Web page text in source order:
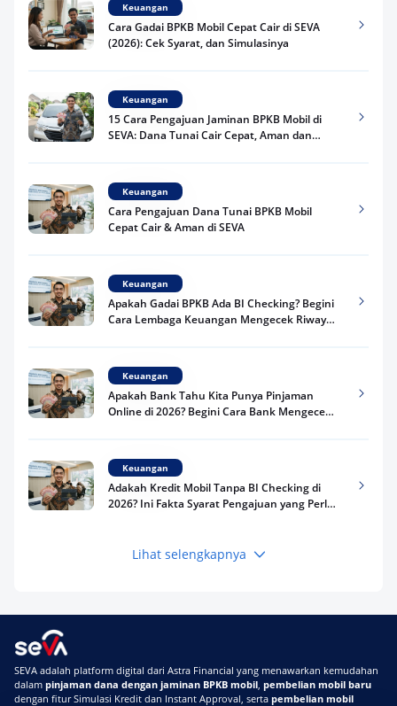
Keuangan
Cara Gadai BPKB Mobil Cepat Cair di SEVA
(2026): Cek Syarat, dan Simulasinya
Keuangan
15 Cara Pengajuan Jaminan BPKB Mobil di
SEVA: Dana Tunai Cair Cepat, Aman dan
Keuangan
Cara Pengajuan Dana Tunai BPKB Mobil
Cepat Cair & Aman di SEVA
Keuangan
Apakah Gadai BPKB Ada BI Checking? Begini
Cara Lembaga Keuangan Mengecek Riwayat
Keuangan
Apakah Bank Tahu Kita Punya Pinjaman
Online di 2026? Begini Cara Bank Mengecek
Keuangan
Adakah Kredit Mobil Tanpa BI Checking di
2026? Ini Fakta Syarat Pengajuan yang Perlu
Keuangan
Terpercaya
Telat Bayar Pinjol 2 Hari, Apakah Langsung
Masuk BI Checking? Simak Peraturan
Lihat selengkapnya
SEVA adalah platform digital dari Astra Financial yang menawarkan kemudahan
dalam pinjaman dana dengan jaminan BPKB mobil, pembelian mobil baru
dengan fitur Simulasi Kredit dan Instant Approval, serta pembelian mobil